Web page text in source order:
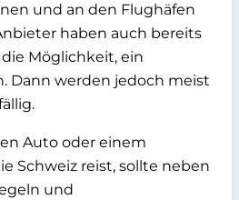
und an den Flughäfen
haben auch bereits
die Möglichkeit, ein
Dann werden jedoch meist
Auto oder einem
Schweiz reist, sollte neben
und